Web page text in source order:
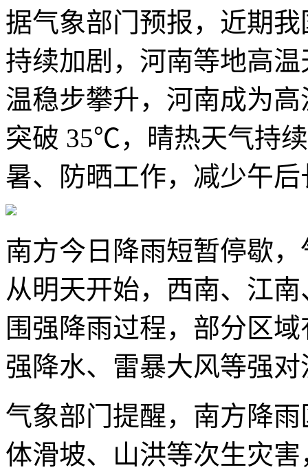
据气象部门预报，近期
持续加剧，河南等地高
温稳步攀升，河南成为
突破 35℃，晴热天气持
暑、防晒工作，减少午
南方今日降雨短暂停歇
从明天开始，西南、江
围强降雨过程，部分区
强降水、雷暴大风等强
气象部门提醒，南方降
体滑坡、山洪等次生灾